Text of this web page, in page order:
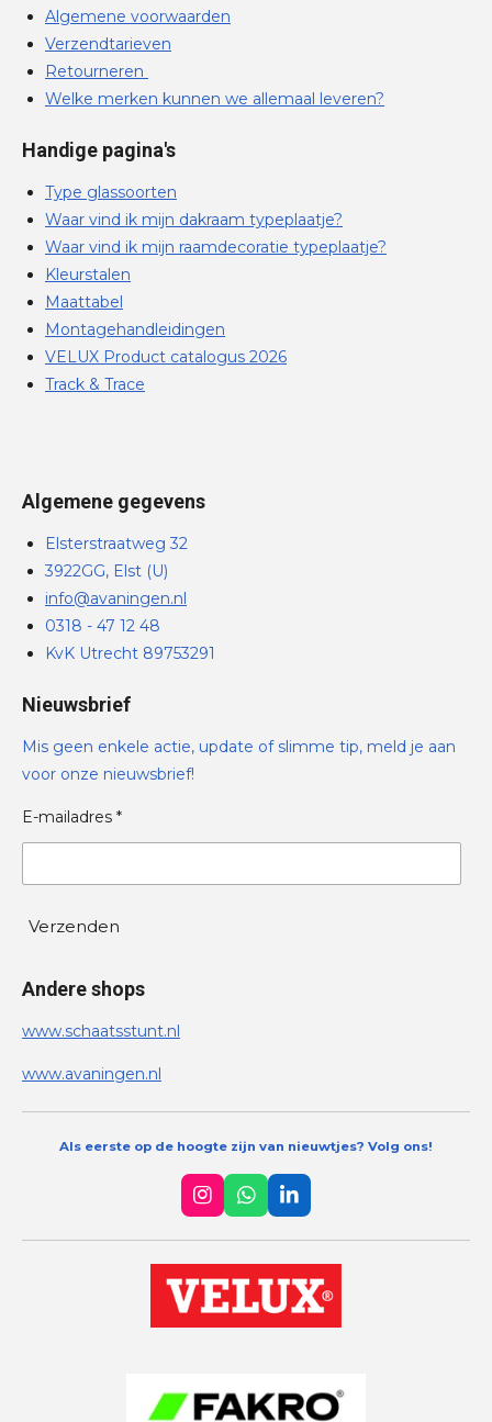
Algemene voorwaarden
Verzendtarieven
Retourneren
Welke merken kunnen we allemaal leveren?
Handige pagina's
Type glassoorten
Waar vind ik mijn dakraam typeplaatje?
Waar vind ik mijn raamdecoratie typeplaatje?
Kleurstalen
Maattabel
Montagehandleidingen
VELUX Product catalogus 2026
Track & Trace
Algemene gegevens
Elsterstraatweg 32
3922GG, Elst (U)
info@avaningen.nl
0318 - 47 12 48
KvK Utrecht 89753291
Nieuwsbrief
Mis geen enkele actie, update of slimme tip, meld je aan
voor onze nieuwsbrief!
E-mailadres *
Verzenden
Andere shops
www.schaatsstunt.nl
www.avaningen.nl
Als eerste op de hoogte zijn van nieuwtjes? Volg ons!
I
n
s
t
a
g
W
h
a
t
s
A
L
i
n
k
e
d